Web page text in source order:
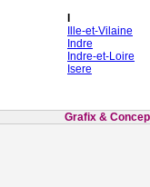
Ille-et-Vilaine
Indre
Indre-et-Loire
Isere
Grafix &